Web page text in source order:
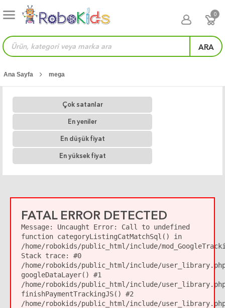
ARA
0
Ana Sayfa mega
Çok satanlar
En yeniler
En düşük fiyat
En yüksek fiyat
FATAL ERROR DETECTED
Message:
Uncaught Error: Call to undefined
function categoryListingCatMatchSql() in
/home/robokids/public_html/include/
Stack trace: #0
/home/robokids/public_html/include/
googleDataLayer() #1
/home/robokids/public_html/include/
finishPaymentTrackingJS() #2
/home/robokids/public_html/include/